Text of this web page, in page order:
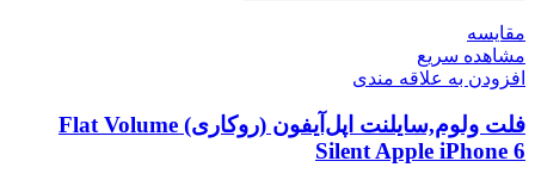
مقایسه
مشاهده سریع
افزودن به علاقه مندی
فلت ولوم,سایلنت اپل‌آیفون (روکاری) Flat Volume
Silent Apple iPhone 6